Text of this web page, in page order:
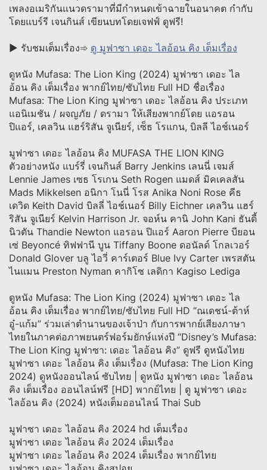
เพลงอเมริกันแนวดรามาที่มีกำหนดเข้าฉายในอนาคต กำกับ
โดยแบร์รี เจนกินส์ เขียนบทโดยเจฟฟ์ ดูฟรี!
▶ รับชมเต็มเรื่อง➾ ดู มูฟาซา เดอะ ไลอ้อน คิง เต็มเรื่อง
ดูหนัง Mufasa: The Lion King (2024) มูฟาซา เดอะ ไล
อ้อน คิง เต็มเรื่อง พากย์ไทย/ซับไทย Full HD ชื่อเรื่อง
Mufasa: The Lion King มูฟาซา เดอะ ไลอ้อน คิง ประเภท
แอนิเมชัน / ผจญภัย / ดรามา ให้เสียงพากย์โดย แอรอน
ปิแอร์, เคลวิน แฮร์ริสัน จูเนียร์, เซ็ธ โรแกน, บิลลี ไอช์เนอร์
มูฟาซา เดอะ ไลอ้อน คิง MUFASA THE LION KING
ตัวอย่างหนัง แบร์รี่ เจนกินส์ Barry Jenkins เลนนี่ เจมส์
Lennie James เซธ โรเกน Seth Rogen แมดส์ มิคเคลสัน
Mads Mikkelsen อนิกา โนนี่ โรส Anika Noni Rose คีธ
เดวิด Keith David บิลลี่ ไอช์เนอร์ Billy Eichner เคลวิน แฮร์
ริสัน จูเนียร์ Kelvin Harrison Jr. จอห์น คานิ John Kani ธันดี้
นิวตัน Thandie Newton แอรอน ปิแอร์ Aaron Pierre บียอน
เซ่ Beyoncé ทิฟฟานี บูน Tiffany Boone ดอนัลด์ โกลเวอร์
Donald Glover บลู ไอวี่ คาร์เตอร์ Blue Ivy Carter เพรสตัน
ไนแมน Preston Nyman คากิโซ เลดิกา Kagiso Lediga
ดูหนัง Mufasa: The Lion King (2024) มูฟาซา เดอะ ไล
อ้อน คิง เต็มเรื่อง พากย์ไทย/ซับไทย Full HD “ณเดชน์-ต้าห์
อู๋-แก้ม” ร่วมเล่าตำนานของเจ้าป่า กับการพากย์เสียงภาษา
ไทยในภาคต่อภาพยนตร์ฟอร์มยักษ์แห่งปี “Disney’s Mufasa:
The Lion King มูฟาซา: เดอะ ไลอ้อน คิง” ดูฟรี ดูหนังไทย
มูฟาซา เดอะ ไลอ้อน คิง เต็มเรื่อง (Mufasa: The Lion King
2024) ดูหนังออนไลน์ ซับไทย | ดูหนัง มูฟาซา เดอะ ไลอ้อน
คิง เต็มเรื่อง ออนไลน์ฟรี [HD] พากย์ไทย | ดู มูฟาซา เดอะ
ไลอ้อน คิง (2024) หนังเต็มออนไลน์ Thai Sub
มูฟาซา เดอะ ไลอ้อน คิง 2024 hd เต็มเรื่อง
มูฟาซา เดอะ ไลอ้อน คิง 2024 เต็มเรื่อง
มูฟาซา เดอะ ไลอ้อน คิง 2024 เต็มเรื่อง พากย์ไทย